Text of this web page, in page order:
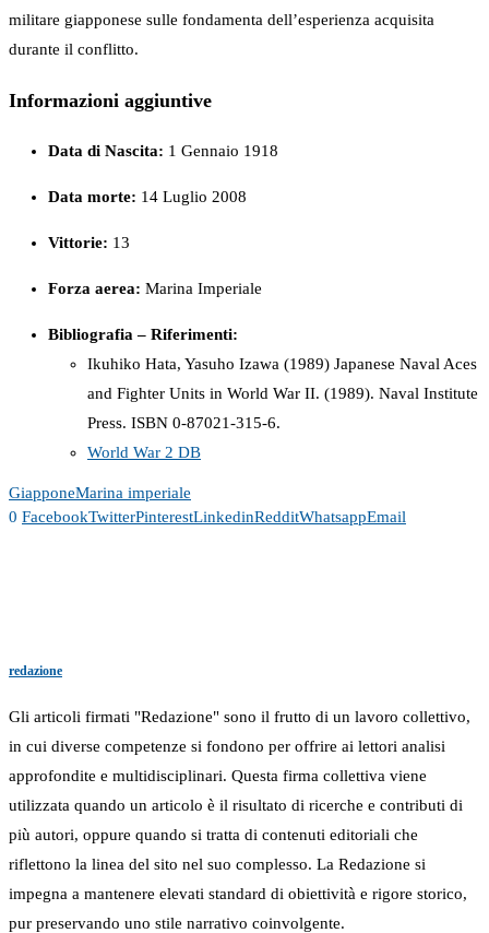
militare giapponese sulle fondamenta dell’esperienza acquisita
durante il conflitto.
Informazioni aggiuntive
Data di Nascita: 1 Gennaio 1918
Data morte: 14 Luglio 2008
Vittorie: 13
Forza aerea: Marina Imperiale
Bibliografia – Riferimenti:
Ikuhiko Hata, Yasuho Izawa (1989) Japanese Naval Aces
and Fighter Units in World War II. (1989). Naval Institute
Press. ISBN 0-87021-315-6.
World War 2 DB
GiapponeMarina imperiale
0 FacebookTwitterPinterestLinkedinRedditWhatsappEmail
redazione
Gli articoli firmati "Redazione" sono il frutto di un lavoro collettivo,
in cui diverse competenze si fondono per offrire ai lettori analisi
approfondite e multidisciplinari. Questa firma collettiva viene
utilizzata quando un articolo è il risultato di ricerche e contributi di
più autori, oppure quando si tratta di contenuti editoriali che
riflettono la linea del sito nel suo complesso. La Redazione si
impegna a mantenere elevati standard di obiettività e rigore storico,
pur preservando uno stile narrativo coinvolgente.